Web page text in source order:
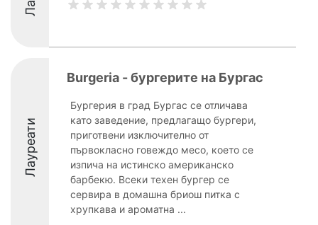
Лауреати
Burgeria - бургерите на Бургас
Бургерия в град Бургас се отличава
като заведение, предлагащо бургери,
приготвени изключително от
първокласно говеждо месо, което се
изпича на истинско американско
барбекю. Всеки техен бургер се
сервира в домашна бриош питка с
хрупкава и ароматна ...